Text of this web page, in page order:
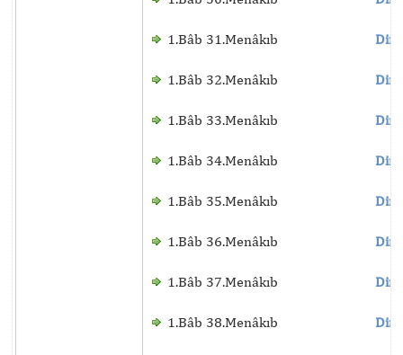
1.Bâb 31.Menâkıb
1.Bâb 32.Menâkıb
1.Bâb 33.Menâkıb
1.Bâb 34.Menâkıb
1.Bâb 35.Menâkıb
1.Bâb 36.Menâkıb
1.Bâb 37.Menâkıb
1.Bâb 38.Menâkıb